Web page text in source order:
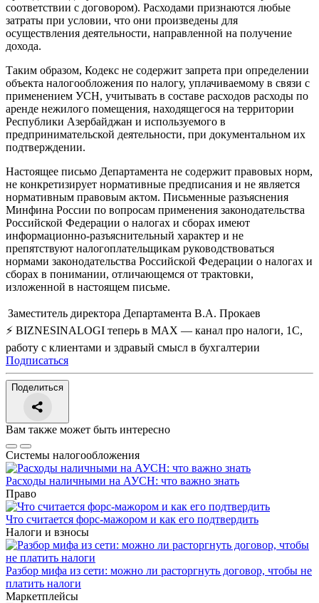
соответствии с договором). Расходами признаются любые
затраты при условии, что они произведены для
осуществления деятельности, направленной на получение
дохода.
Таким образом, Кодекс не содержит запрета при определении
объекта налогообложения по налогу, уплачиваемому в связи с
применением УСН, учитывать в составе расходов расходы по
аренде нежилого помещения, находящегося на территории
Республики Азербайджан и используемого в
предпринимательской деятельности, при документальном их
подтверждении.
Настоящее письмо Департамента не содержит правовых норм,
не конкретизирует нормативные предписания и не является
нормативным правовым актом. Письменные разъяснения
Минфина России по вопросам применения законодательства
Российской Федерации о налогах и сборах имеют
информационно-разъяснительный характер и не
препятствуют налогоплательщикам руководствоваться
нормами законодательства Российской Федерации о налогах и
сборах в понимании, отличающемся от трактовки,
изложенной в настоящем письме.
Заместитель директора Департамента В.А. Прокаев
⚡ BIZNESINALOGI теперь в MAX — канал про налоги, 1С,
работу с клиентами и здравый смысл в бухгалтерии
Подписаться
Поделиться
Вам также может быть интересно
Системы налогообложения
Расходы наличными на АУСН: что важно знать
Право
Что считается форс-мажором и как его подтвердить
Налоги и взносы
Разбор мифа из сети: можно ли расторгнуть договор, чтобы не
платить налоги
Маркетплейсы